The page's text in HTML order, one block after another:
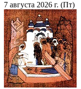
7 августа 2026 г. (Пт)